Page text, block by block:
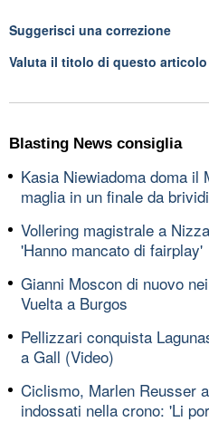
Suggerisci una correzione
Valuta il titolo di questo articolo
Blasting News consiglia
Kasia Niewiadoma doma il
maglia in un finale da
Vollering magistrale a
'Hanno mancato di fairplay'
Gianni Moscon di nuovo
Vuelta a Burgos
Pellizzari conquista
a Gall (Video)
Ciclismo, Marlen Reusser
indossati nella crono: 'Li